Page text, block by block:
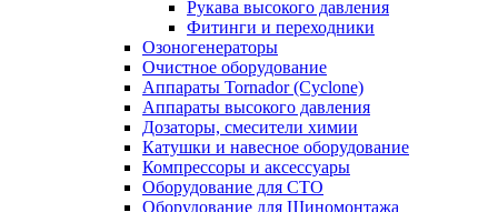
Рукава высокого давления
Фитинги и переходники
Озоногенераторы
Очистное оборудование
Аппараты Tornador (Cyclone)
Аппараты высокого давления
Дозаторы, смесители химии
Катушки и навесное оборудование
Компрессоры и аксессуары
Оборудование для СТО
Оборудование для Шиномонтажа